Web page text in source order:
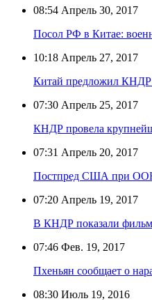
08:54 Апрель 30, 2017
Посол РФ в Китае:
10:18 Апрель 27, 2017
Китай предложил КНДР
07:30 Апрель 25, 2017
КНДР провела
07:31 Апрель 20, 2017
Постпред США при ООН
07:20 Апрель 19, 2017
В КНДР показали
07:46 Фев. 19, 2017
Пхеньян сообщает о
08:30 Июль 19, 2016